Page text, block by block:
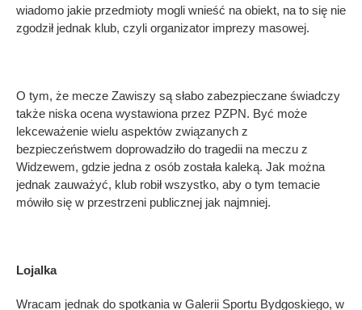
wiadomo jakie przedmioty mogli wnieść na obiekt, na to się nie
zgodził jednak klub, czyli organizator imprezy masowej.
O tym, że mecze Zawiszy są słabo zabezpieczane świadczy
także niska ocena wystawiona przez PZPN. Być może
lekceważenie wielu aspektów związanych z
bezpieczeństwem doprowadziło do tragedii na meczu z
Widzewem, gdzie jedna z osób została kaleką. Jak można
jednak zauważyć, klub robił wszystko, aby o tym temacie
mówiło się w przestrzeni publicznej jak najmniej.
Lojalka
Wracam jednak do spotkania w Galerii Sportu Bydgoskiego, w